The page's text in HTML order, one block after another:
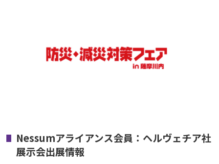
Nessumアライアンス会員：ヘルヴェチア社
展示会出展情報